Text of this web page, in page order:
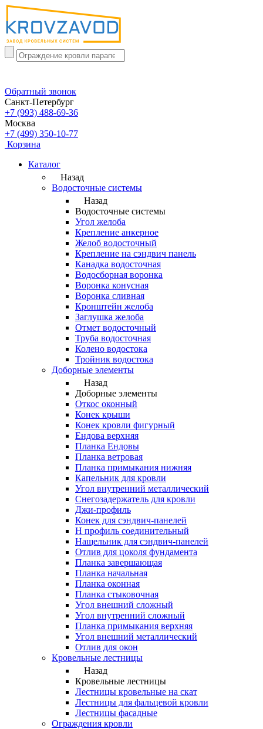
Обратный звонок
Санкт-Петербург
+7 (993) 488-69-36
Москва
+7 (499) 350-10-77
Корзина
Каталог
Назад
Водосточные системы
Назад
Водосточные системы
Угол желоба
Крепление анкерное
Желоб водосточный
Крепление на сэндвич панель
Канадка водосточная
Водосборная воронка
Воронка конусная
Воронка сливная
Кронштейн желоба
Заглушка желоба
Отмет водосточный
Труба водосточная
Колено водостока
Тройник водостока
Доборные элементы
Назад
Доборные элементы
Откос оконный
Конек крыши
Конек кровли фигурный
Ендова верхняя
Планка Ендовы
Планка ветровая
Планка примыкания нижняя
Капельник для кровли
Угол внутренний металлический
Снегозадержатель для кровли
Джи-профиль
Конек для сэндвич-панелей
Н профиль соединительный
Нащельник для сэндвич-панелей
Отлив для цоколя фундамента
Планка завершающая
Планка начальная
Планка оконная
Планка стыковочная
Угол внешний сложный
Угол внутренний сложный
Планка примыкания верхняя
Угол внешний металлический
Отлив для окон
Кровельные лестницы
Назад
Кровельные лестницы
Лестницы кровельные на скат
Лестницы для фальцевой кровли
Лестницы фасадные
Ограждения кровли